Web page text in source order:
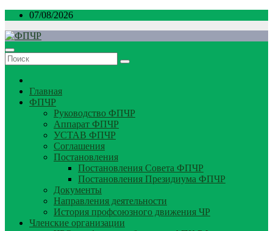
Перейти
содержимому
07/08/2026
Главная
ФПЧР
Руководство ФПЧР
Аппарат ФПЧР
УСТАВ ФПЧР
Соглашения
Постановления
Постановления Совета ФПЧР
Постановления Президиума ФПЧР
Документы
Направления деятельности
История профсоюзного движения ЧР
Членские организации